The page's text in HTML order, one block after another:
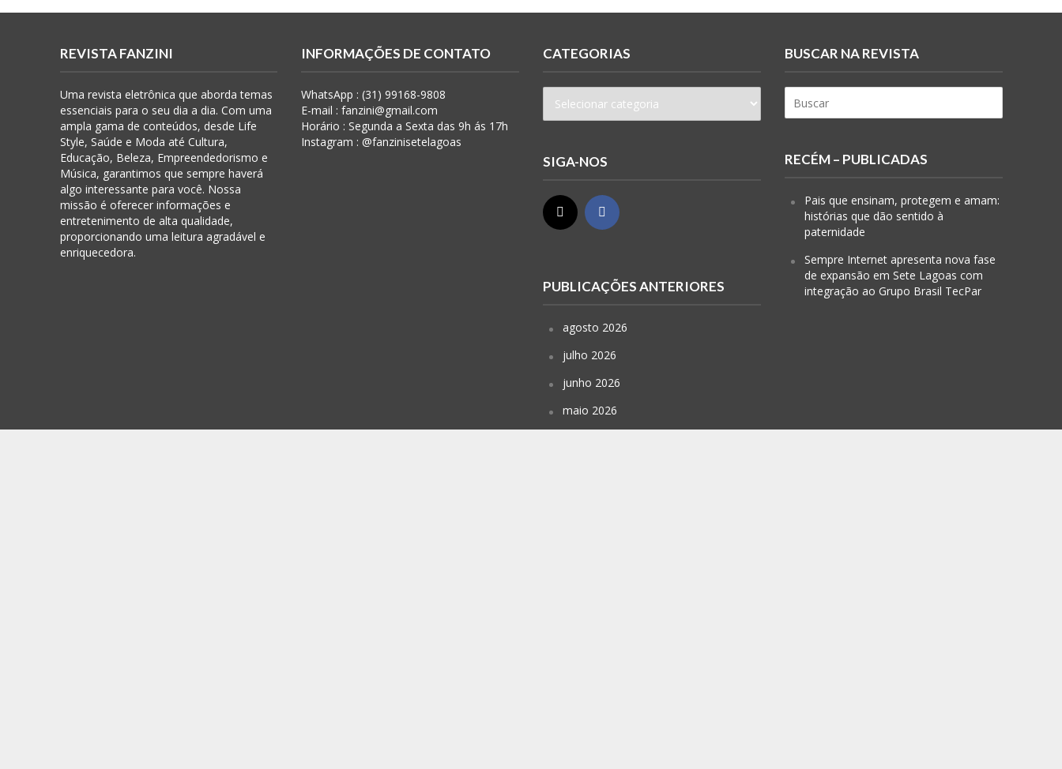
REVISTA FANZINI
Uma revista eletrônica que aborda temas
essenciais para o seu dia a dia. Com uma
ampla gama de conteúdos, desde Life
Style, Saúde e Moda até Cultura,
Educação, Beleza, Empreendedorismo e
Música, garantimos que sempre haverá
algo interessante para você. Nossa
missão é oferecer informações e
entretenimento de alta qualidade,
proporcionando uma leitura agradável e
enriquecedora.
INFORMAÇÕES DE CONTATO
WhatsApp : (31) 99168-9808
E-mail : fanzini@gmail.com
Horário : Segunda a Sexta das 9h ás 17h
Instagram : @fanzinisetelagoas
CATEGORIAS
SIGA-NOS
PUBLICAÇÕES ANTERIORES
agosto 2026
julho 2026
junho 2026
maio 2026
BUSCAR NA REVISTA
RECÉM – PUBLICADAS
Pais que ensinam, protegem e amam:
histórias que dão sentido à
paternidade
Sempre Internet apresenta nova fase
de expansão em Sete Lagoas com
integração ao Grupo Brasil TecPar